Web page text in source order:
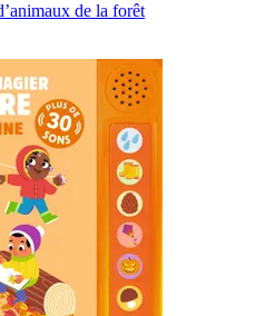
de la forêt